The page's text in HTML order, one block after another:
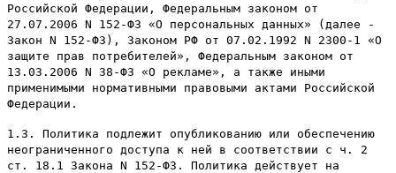
Российской Федерации, Федеральным законом от
27.07.2006 N 152-ФЗ «О персональных данных» (далее -
Закон N 152-ФЗ), Законом РФ от 07.02.1992 N 2300-1 «О
защите прав потребителей», Федеральным законом от
13.03.2006 N 38-ФЗ «О рекламе», а также иными
применимыми нормативными правовыми актами Российской
Федерации.
1.3. Политика подлежит опубликованию или обеспечению
неограниченного доступа к ней в соответствии с ч. 2
ст. 18.1 Закона N 152-ФЗ. Политика действует на